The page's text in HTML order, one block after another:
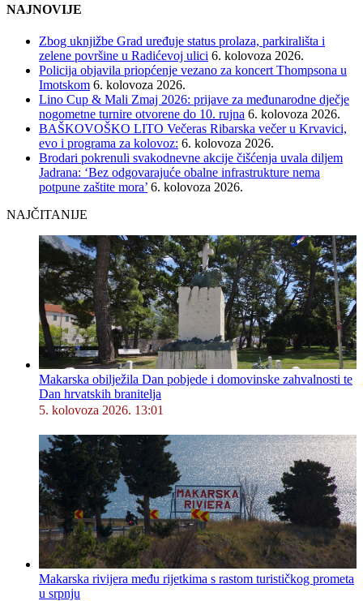
NAJNOVIJE
Zbog uknjižbe Grad uređuje status prolaza, parkirališta i
zelene površine u Radićevoj ulici 6. kolovoza 2026.
Policija objavila priopćenje vezano za koncert Thompsona u
Imotskom 6. kolovoza 2026.
Lino Cup & Mali Zmaj 2026: prijave za međunarodne dječje
nogometne turnire otvorene do 10. rujna 6. kolovoza 2026.
BAŠKOVOŠKO LITO Večeras Ribarska večer u Krvavici,
evo i programa za kolovoz: 6. kolovoza 2026.
Brodari pokrenuli svakodnevne akcije čišćenja uvala diljem
Jadrana: ‘Bez odgovarajuće obalne infrastrukture nema
potpune zaštite mora’ 6. kolovoza 2026.
NAJČITANIJE
Makarska obilježila Dan pobjede i domovinske zahvalnosti te
Dan hrvatskih branitelja
5. kolovoza 2026. 13:01
Makarska rivijera među rijetkima s rastom turističkog prometa
u srpnju